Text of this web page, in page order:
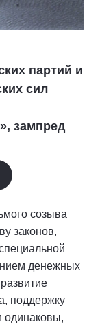
партий и
сил
зампред
созыва
законов,
денежных
поддержку
одинаковы,